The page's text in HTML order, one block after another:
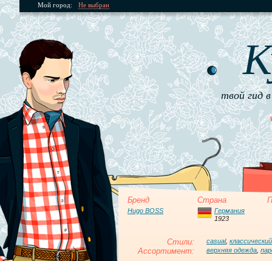
Мой город: Не выбран
твой гид
Бренд Страна
Hugo BOSS
Германия
1923
Стили: casual, классический
Ассортимент: верхняя одежда